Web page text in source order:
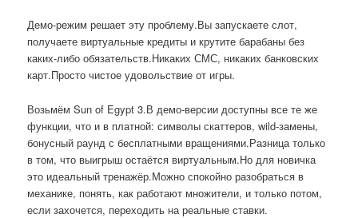
Демо-режим решает эту проблему.Вы запускаете слот,
получаете виртуальные кредиты и крутите барабаны без
каких-либо обязательств.Никаких СМС, никаких банковских
карт.Просто чистое удовольствие от игры.
Возьмём Sun of Egypt 3.В демо-версии доступны все те же
функции, что и в платной: символы скаттеров, wild-замены,
бонусный раунд с бесплатными вращениями.Разница только
в том, что выигрыш остаётся виртуальным.Но для новичка
это идеальный тренажёр.Можно спокойно разобраться в
механике, понять, как работают множители, и только потом,
если захочется, переходить на реальные ставки.